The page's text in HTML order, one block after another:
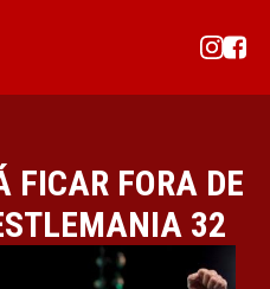
FICAR FORA DE
32